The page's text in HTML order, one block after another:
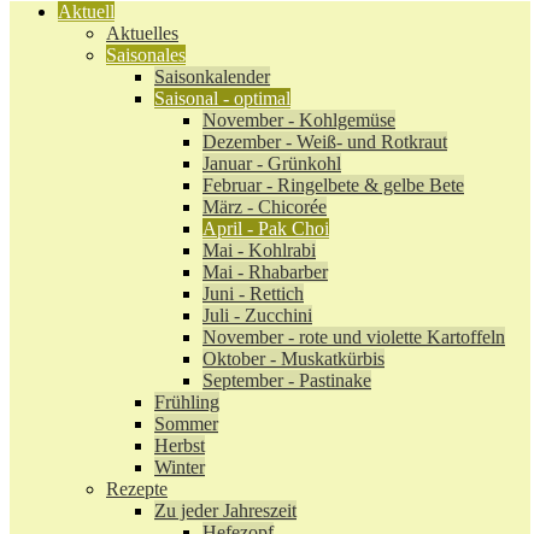
Aktuell
Aktuelles
Saisonales
Saisonkalender
Saisonal - optimal
November - Kohlgemüse
Dezember - Weiß- und Rotkraut
Januar - Grünkohl
Februar - Ringelbete & gelbe Bete
März - Chicorée
April - Pak Choi
Mai - Kohlrabi
Mai - Rhabarber
Juni - Rettich
Juli - Zucchini
November - rote und violette Kartoffeln
Oktober - Muskatkürbis
September - Pastinake
Frühling
Sommer
Herbst
Winter
Rezepte
Zu jeder Jahreszeit